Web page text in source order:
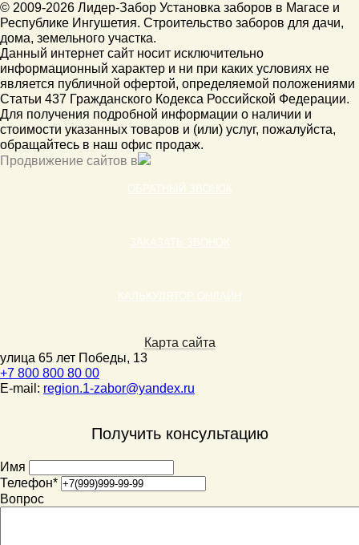
© 2009-2026 Лидер-Забор Установка заборов в Магасе и
Республике Ингушетия. Строительство заборов для дачи,
дома, земельного участка.
Данный интернет сайт носит исключительно
информационный характер и ни при каких условиях не
является публичной офертой, определяемой положениями
Статьи 437 Гражданского Кодекса Российской Федерации.
Для получения подробной информации о наличии и
стоимости указанных товаров и (или) услуг, пожалуйста,
обращайтесь в наш офис продаж.
Продвижение сайтов в
ОБРАТНЫЙ ЗВОНОК
ЗАКАЗАТЬ ЗВОНОК
КАЛЬКУЛЯТОР ОНЛАЙН
Карта сайта
улица 65 лет Победы, 13
+7 800 800 80 00
E-mail: region.1-zabor@yandex.ru
Получить консультацию
Имя
Телефон*
Вопрос